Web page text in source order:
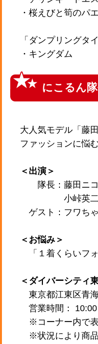
・桜えびと筍のパ
「ダンプリングタ
・キングダム
にこるん
大人気モデル「藤
ファッションに悩
＜出演＞
隊長：藤田ニ
小峠英二
ゲスト：フワち
＜お悩み＞
「１着くらいフ
＜ダイバーシティ
東京都江東区青
営業時間： 10:00
※コーナー内で表
※状況により商品